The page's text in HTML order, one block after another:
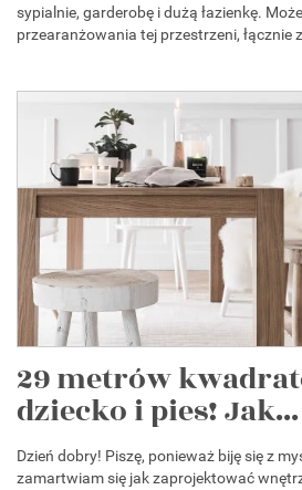
sypialnie, garderobę i dużą łazienkę.
przearanżowania tej przestrzeni, łącznie
29 metrów
dziecko i pies! Jak...
Dzień dobry! Piszę, ponieważ biję się z
zamartwiam się jak zaprojektować